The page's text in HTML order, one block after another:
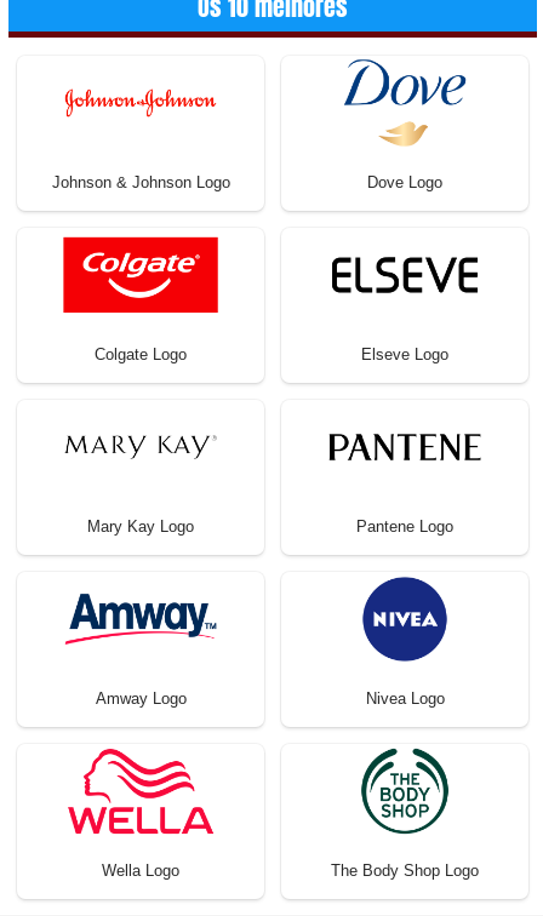
Johnson & Johnson Logo Dove Logo
Colgate Logo Elseve Logo
Mary Kay Logo Pantene Logo
Amway Logo Nivea Logo
Wella Logo The Body Shop Logo